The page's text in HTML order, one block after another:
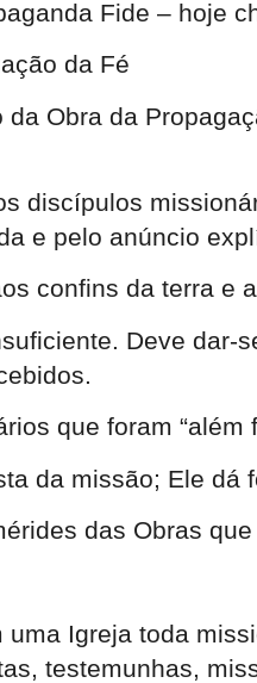
Fide – hoje
da Fé
Obra da
discípulos
e pelo anúncio
confins da terra e
Deve dar-
que foram
da missão; Ele
das Obras
Igreja toda
testemunhas,